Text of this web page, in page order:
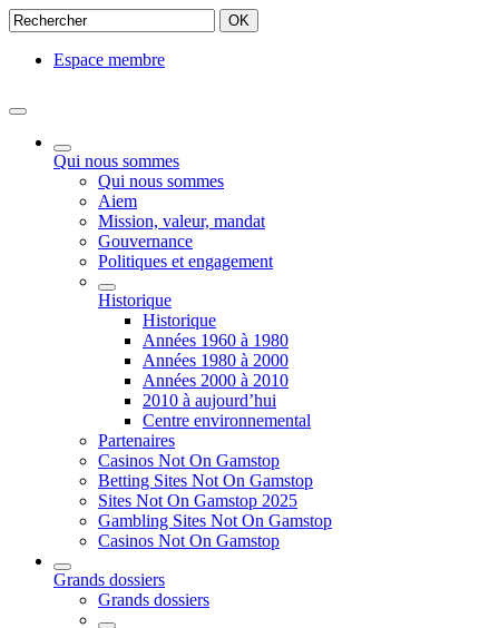
OK
Espace membre
Qui nous sommes
Qui nous sommes
Aiem
Mission, valeur, mandat
Gouvernance
Politiques et engagement
Historique
Historique
Années 1960 à 1980
Années 1980 à 2000
Années 2000 à 2010
2010 à aujourd’hui
Centre environnemental
Partenaires
Casinos Not On Gamstop
Betting Sites Not On Gamstop
Sites Not On Gamstop 2025
Gambling Sites Not On Gamstop
Casinos Not On Gamstop
Grands dossiers
Grands dossiers